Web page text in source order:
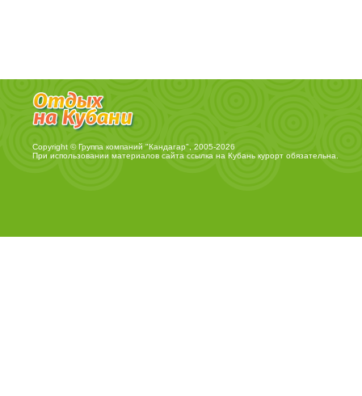
Copyright © Группа компаний "Кандагар", 2005-2026
При использовании материалов сайта ссылка на Кубань курортобязательна.